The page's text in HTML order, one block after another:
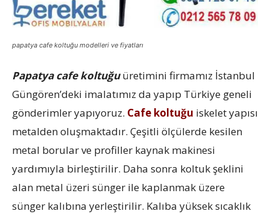
papatya cafe koltuğu modelleri ve fiyatları
Papatya cafe koltuğuüretimini firmamız İstanbul
Güngören’deki imalatımız da yapıp Türkiye geneli
gönderimler yapıyoruz. Cafe koltuğu iskelet yapısı
metalden oluşmaktadır. Çeşitli ölçülerde kesilen
metal borular ve profiller kaynak makinesi
yardımıyla birleştirilir. Daha sonra koltuk şeklini
alan metal üzeri sünger ile kaplanmak üzere
sünger kalıbına yerleştirilir. Kalıba yüksek sıcaklık